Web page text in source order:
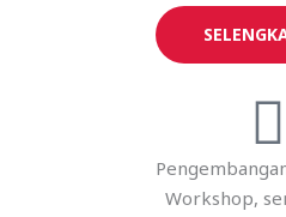
Workshop,